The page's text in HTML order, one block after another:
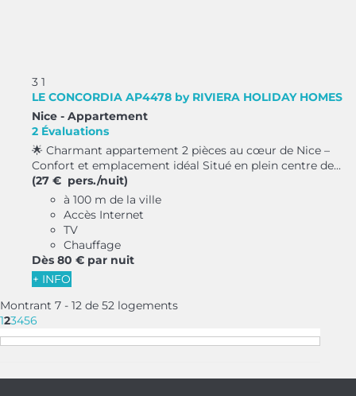
3 1
LE CONCORDIA AP4478 by RIVIERA HOLIDAY HOMES
Nice - Appartement
2 Évaluations
🌟 Charmant appartement 2 pièces au cœur de Nice –
Confort et emplacement idéal Situé en plein centre de...
(27 € pers./nuit)
à 100 m de la ville
Accès Internet
TV
Chauffage
Dès 80 € par nuit
+ INFO
Montrant 7 - 12 de 52 logements
123456